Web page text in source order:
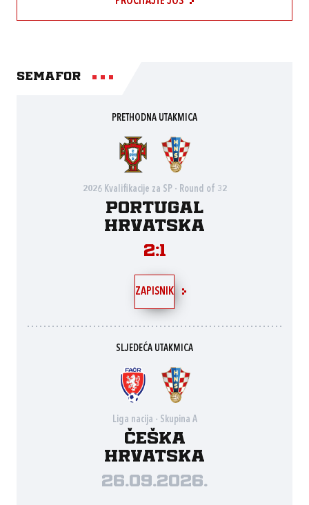
Semafor
PRETHODNA UTAKMICA
2026 Kvalifikacije za SP - Round of 32
Portugal
Hrvatska
2:1
ZAPISNIK
SLJEDEĆA UTAKMICA
Liga nacija - Skupina A
Češka
Hrvatska
26.09.2026.